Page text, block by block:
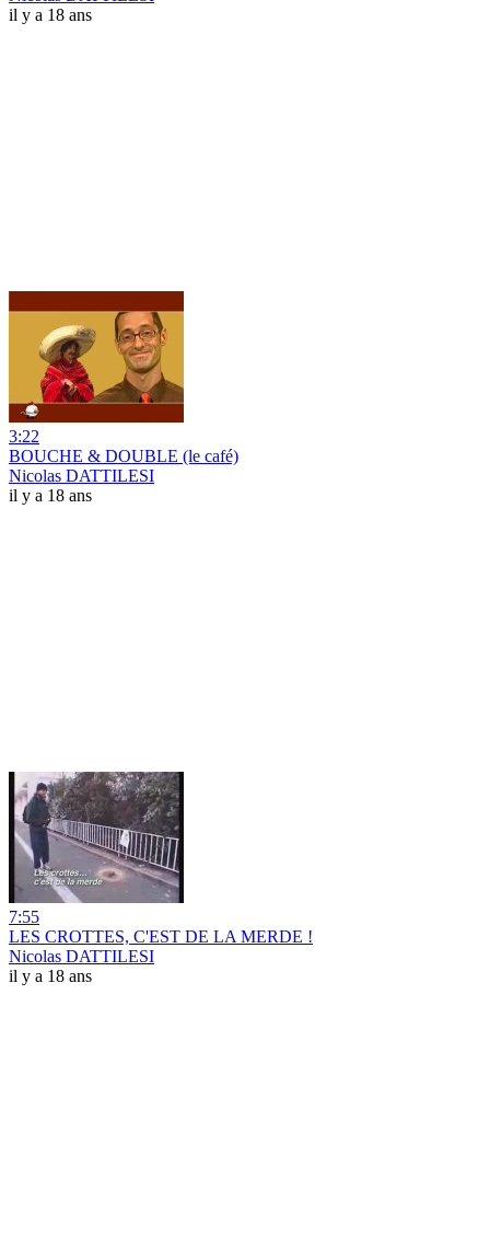
il y a 18 ans
3:22
BOUCHE & DOUBLE (le café)
Nicolas DATTILESI
il y a 18 ans
7:55
LES CROTTES, C'EST DE LA MERDE !
Nicolas DATTILESI
il y a 18 ans